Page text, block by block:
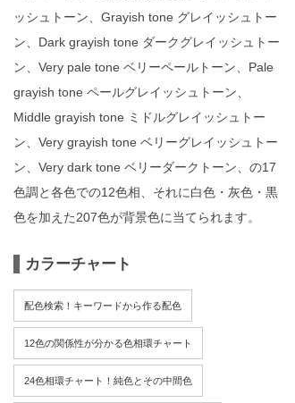
ッシュトーン、Grayish tone グレイッシュトー
ン、Dark grayish tone ダークグレイッシュトー
ン、Very pale tone ベリーペールトーン、Pale
grayish tone ペールグレイッシュトーン、
Middle grayish tone ミドルグレイッシュトー
ン、Very grayish tone ベリーグレイッシュトー
ン、Very dark tone ベリーダークトーン、の17
色調と各色での12色相、それに白色・灰色・黒
色を加えた207色が背景色に当てられます。
カラーチャート
配色検索！キーワードから作る配色
12色の関係性が分かる色相環チャート
24色相環チャート！純色とその中間色